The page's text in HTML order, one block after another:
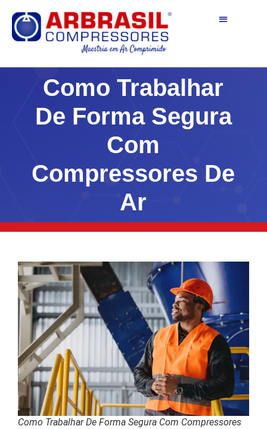
Como Trabalhar
De Forma Segura
Com
Compressores De
Ar
Como Trabalhar De Forma Segura Com Compressores